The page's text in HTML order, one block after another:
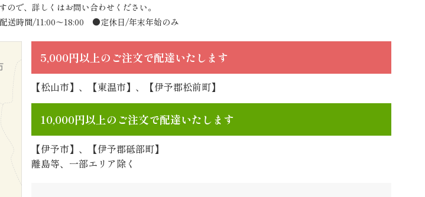
ので、詳しくはお問い合わせください。
送時間/11:00〜18:00 ●定休日/年末年始のみ
5,000円以上のご注文で配達いたします
【松山市】、【東温市】、【伊予郡松前町】
10,000円以上のご注文で配達いたします
【伊予市】、【伊予郡砥部町】
離島等、一部エリア除く